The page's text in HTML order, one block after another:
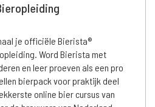
je officiële Bierista®
Word Bierista met
en leer proeven als een pro
bierpack voor praktijk deel
online bier cursus van